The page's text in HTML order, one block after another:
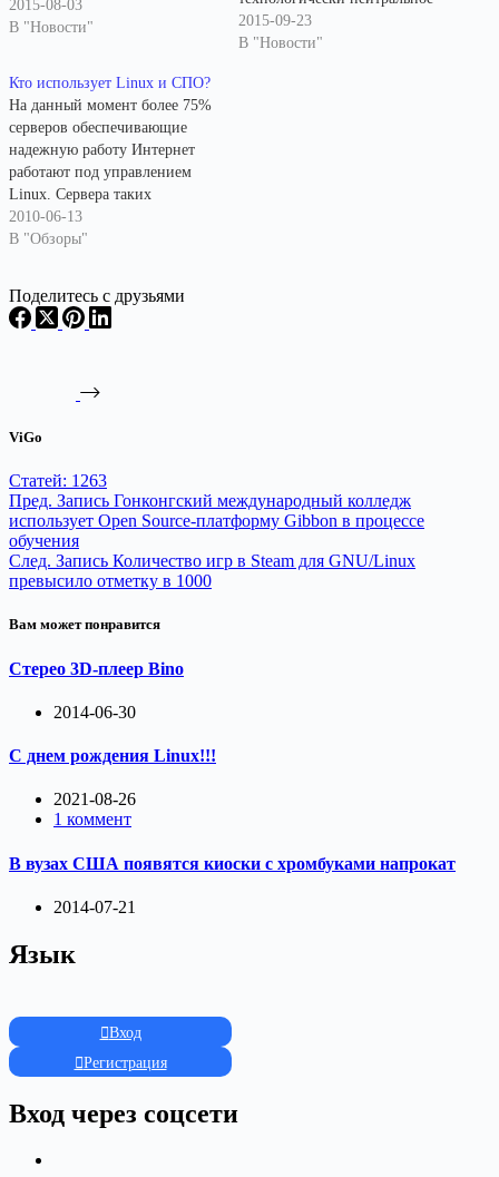
2015-08-03
В "Новости"
аппаратное обеспечение. От
проприетарных решений
2015-09-23
В "Новости"
Кто использует Linux и СПО?
На данный момент более 75%
серверов обеспечивающие
надежную работу Интернет
работают под управлением
Linux. Сервера таких
известных компаний как
Google, Facebook, Yandex,
Linux. В США Министерство
обороны (Пентагон), АНБ,
Исследовательские
NASA также…
2010-06-13
В "Обзоры"
Поделитесь с друзьями
ViGo
Статей: 1263
Пред. Запись Гонконгский международный колледж
использует Open Source-платформу Gibbon в процессе
обучения
След. Запись Количество игр в Steam для GNU/Linux
превысило отметку в 1000
Вам может понравится
Cтерео 3D-плеер Bino
2014-06-30
С днем рождения Linux!!!
2021-08-26
1 коммент
В вузах США появятся киоски с хромбуками напрокат
2014-07-21
Язык
Вход
Регистрация
Вход через соцсети